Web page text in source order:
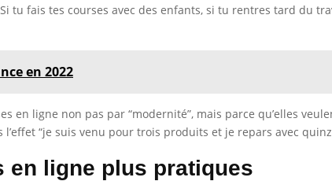
tu fais tes courses avec des enfants, si tu rentres tard du
en 2022
en ligne non pas par “modernité”, mais parce qu’elles
“je suis venu pour trois produits et je repars avec
en ligne plus pratiques